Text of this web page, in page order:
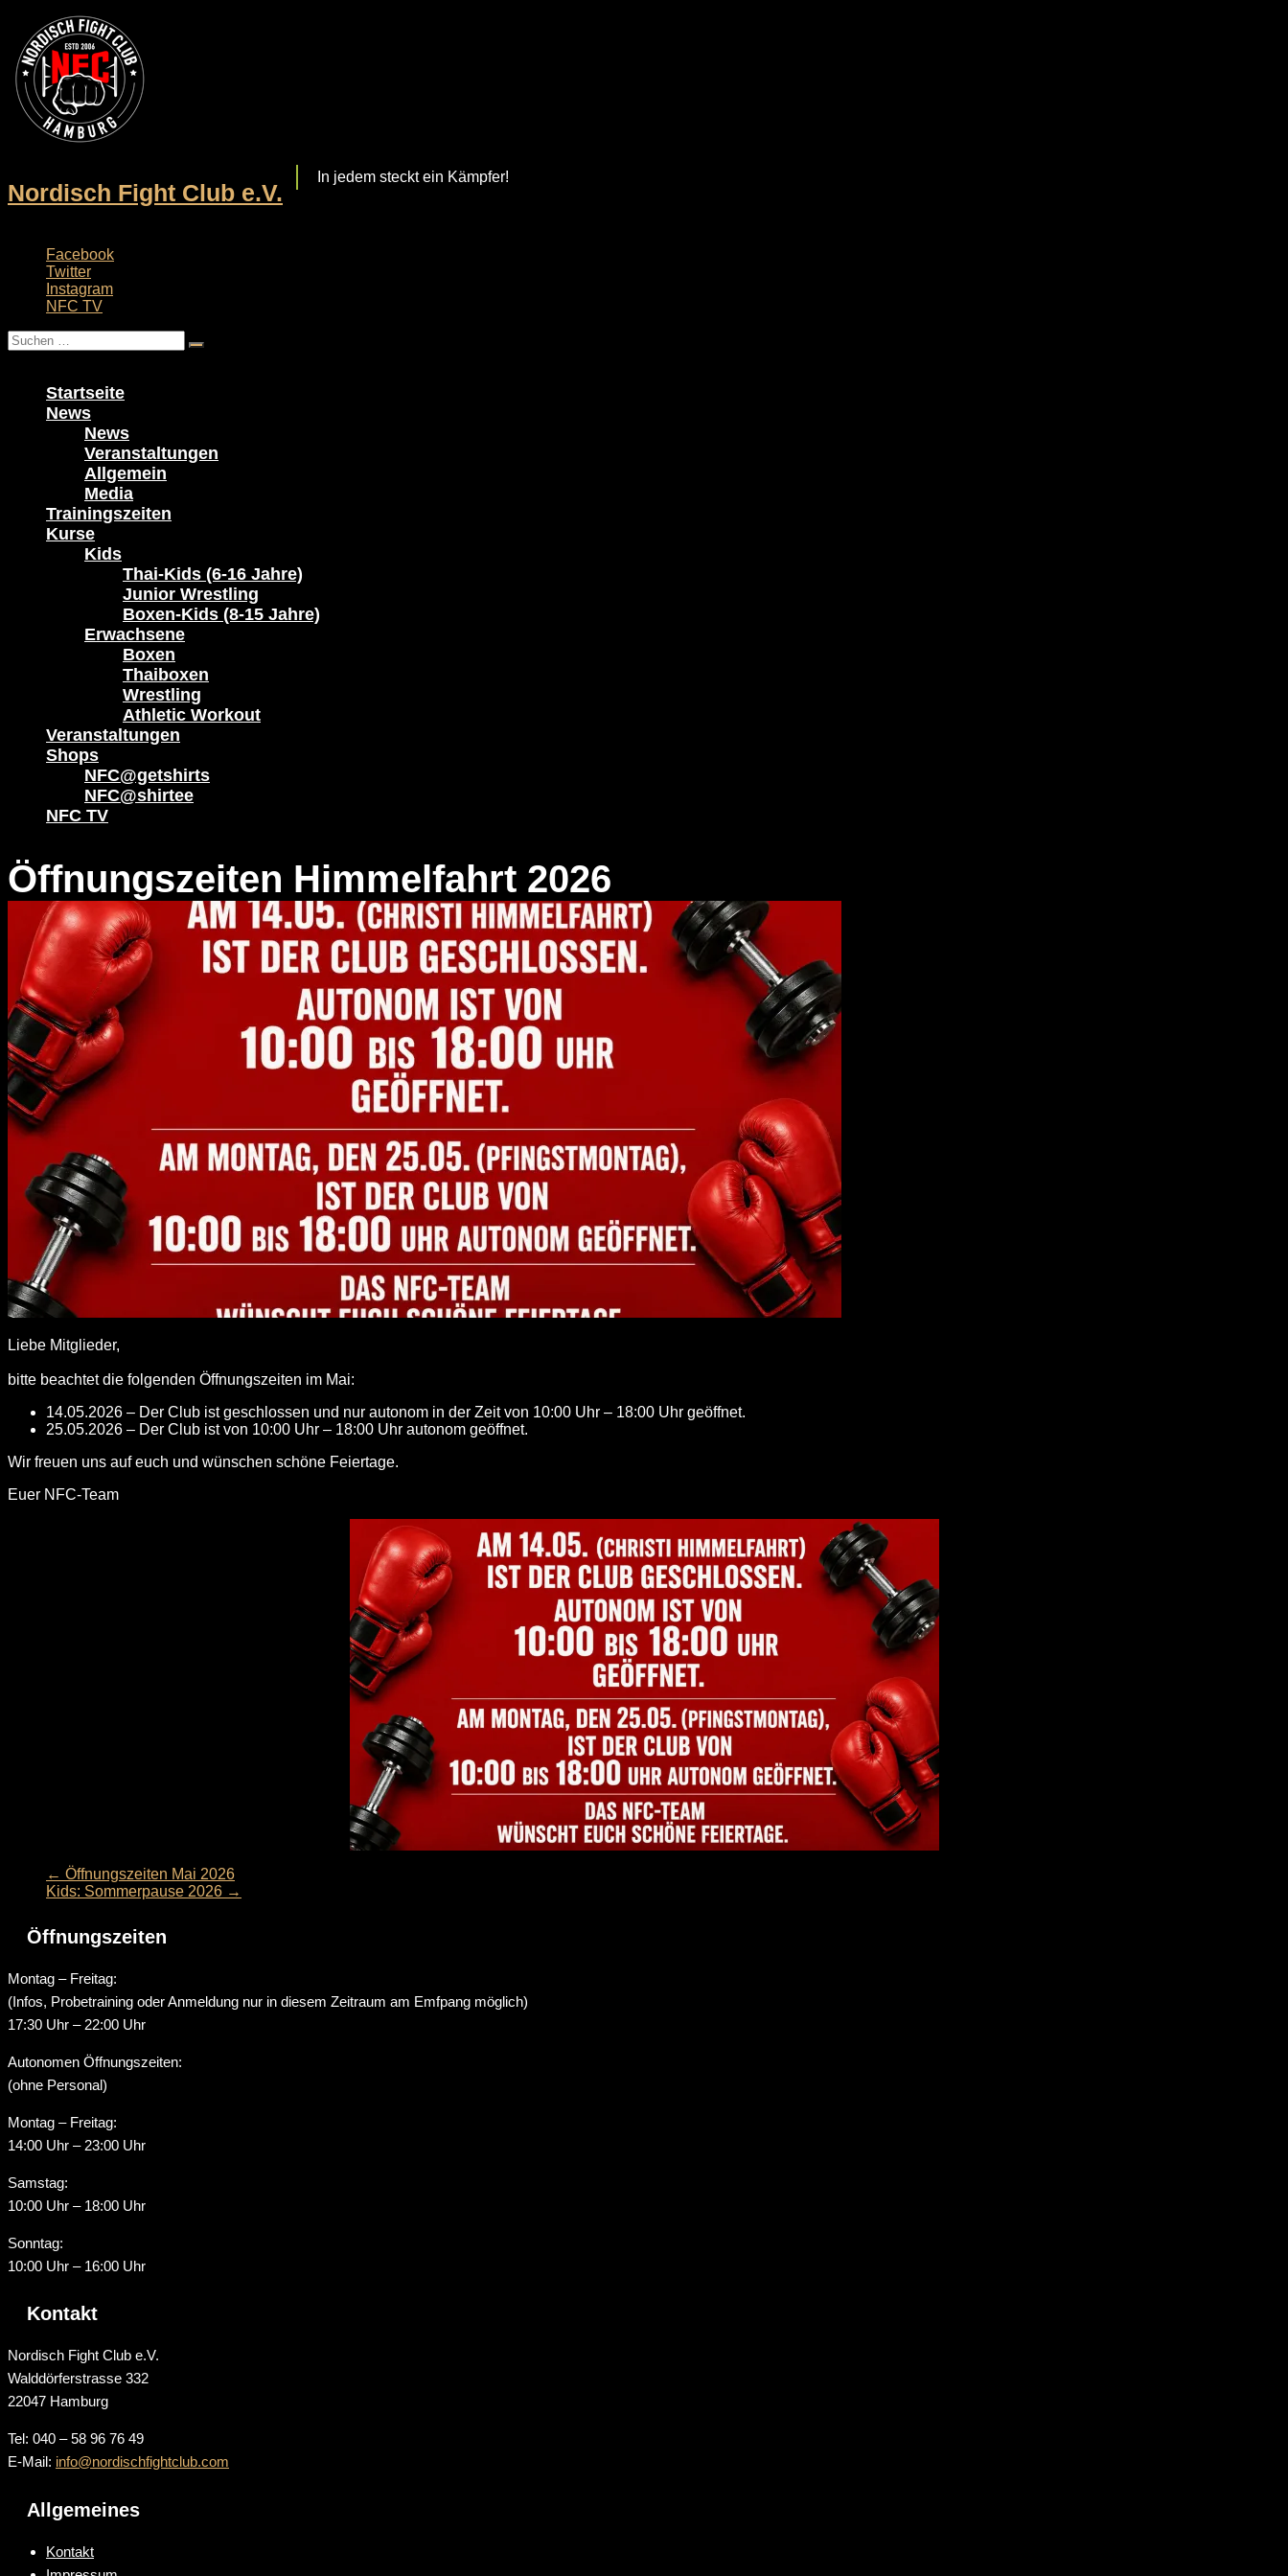
Inhalt
springen
Nordisch Fight Club e.V.
In jedem steckt ein Kämpfer!
Facebook
Twitter
Instagram
NFC TV
Startseite
News
News
Veranstaltungen
Allgemein
Media
Trainingszeiten
Kurse
Kids
Thai-Kids (6-16 Jahre)
Junior Wrestling
Boxen-Kids (8-15 Jahre)
Erwachsene
Boxen
Thaiboxen
Wrestling
Athletic Workout
Veranstaltungen
Shops
NFC@getshirts
NFC@shirtee
NFC TV
Öffnungszeiten Himmelfahrt 2026
Liebe Mitglieder,
bitte beachtet die folgenden Öffnungszeiten im Mai:
14.05.2026 – Der Club ist geschlossen und nur autonom in der Zeit von 10:00 Uhr – 18:00 Uhr geöffnet.
25.05.2026 – Der Club ist von 10:00 Uhr – 18:00 Uhr autonom geöffnet.
Wir freuen uns auf euch und wünschen schöne Feiertage.
Euer NFC-Team
← Öffnungszeiten Mai 2026
Kids: Sommerpause 2026 →
Öffnungszeiten
Montag – Freitag:
(Infos, Probetraining oder Anmeldung nur in diesem Zeitraum am Emfpang möglich)
17:30 Uhr – 22:00 Uhr
Autonomen Öffnungszeiten:
(ohne Personal)
Montag – Freitag:
14:00 Uhr – 23:00 Uhr
Samstag:
10:00 Uhr – 18:00 Uhr
Sonntag:
10:00 Uhr – 16:00 Uhr
Kontakt
Nordisch Fight Club e.V.
Walddörferstrasse 332
22047 Hamburg
Tel: 040 – 58 96 76 49
E-Mail: info@nordischfightclub.com
Allgemeines
Kontakt